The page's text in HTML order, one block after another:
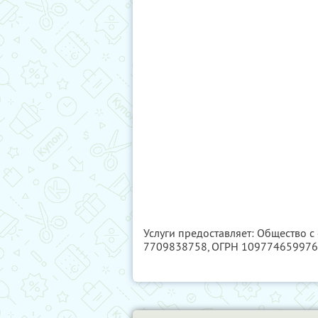
Услуги предоставляет: Общество
7709838758, ОГРН